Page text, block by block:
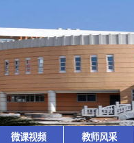
微课视频 教师风采